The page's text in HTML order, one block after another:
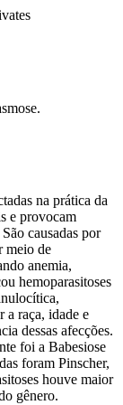
na prática da
e provocam
causadas por
meio de
anemia,
hemoparasitoses
a raça, idade e
dessas afecções.
foi a Babesiose
foram Pinscher,
houve maior
gênero.